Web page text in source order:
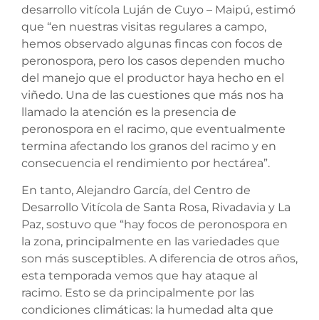
desarrollo vitícola Luján de Cuyo – Maipú, estimó
que “en nuestras visitas regulares a campo,
hemos observado algunas fincas con focos de
peronospora, pero los casos dependen mucho
del manejo que el productor haya hecho en el
viñedo. Una de las cuestiones que más nos ha
llamado la atención es la presencia de
peronospora en el racimo, que eventualmente
termina afectando los granos del racimo y en
consecuencia el rendimiento por hectárea”.
En tanto, Alejandro García, del Centro de
Desarrollo Vitícola de Santa Rosa, Rivadavia y La
Paz, sostuvo que “hay focos de peronospora en
la zona, principalmente en las variedades que
son más susceptibles. A diferencia de otros años,
esta temporada vemos que hay ataque al
racimo. Esto se da principalmente por las
condiciones climáticas: la humedad alta que